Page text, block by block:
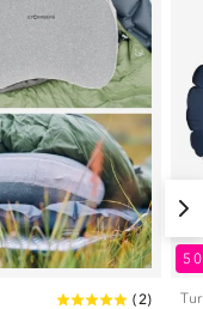
( 2)